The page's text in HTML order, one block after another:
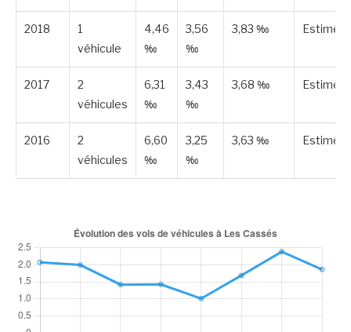
2018
1
véhicule
4,46
‰
3,56
‰
3,83 ‰ Estimée
2017
2
véhicules
6,31
‰
3,43
‰
3,68 ‰ Estimée
2016
2
véhicules
6,60
‰
3,25
‰
3,63 ‰ Estimée